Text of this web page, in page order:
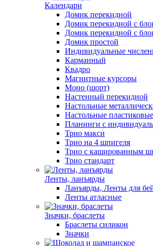
Календари
Домик перекидной
Домик перекидной с
Домик перекидной с
Домик простой
Индивидуальные
Карманный
Квадро
Магнитные курсоры
Моно (шорт)
Настенный перекидной
Настольные
Настольные пластиковые
Планинги с
Трио макси
Трио на 4 шпигеля
Трио с кашированным
Трио стандарт
Ленты, ланъярды
Ланъярды, Ленты для
Ленты атласные
Значки, браслеты
Браслеты силикон
Значки